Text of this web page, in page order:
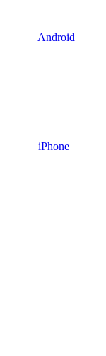
Android
iPhone